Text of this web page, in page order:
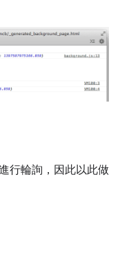
行輪詢，因此以此做